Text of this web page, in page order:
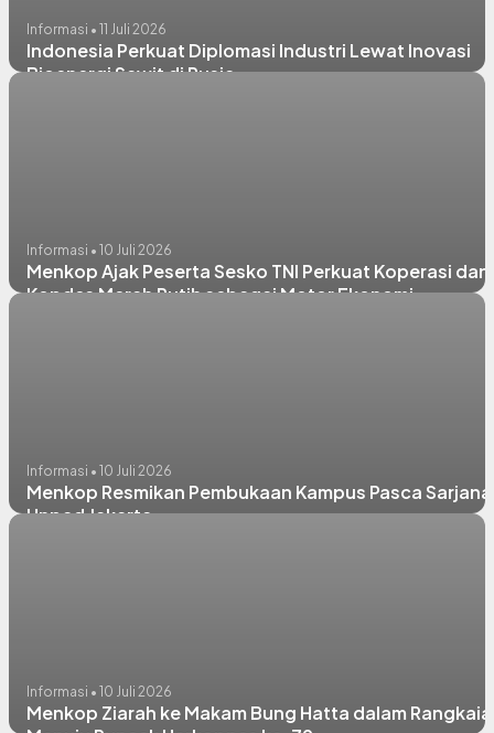
Informasi • 11 Juli 2026
Indonesia Perkuat Diplomasi Industri Lewat Inovasi
Bioenergi Sawit di Rusia
Informasi • 10 Juli 2026
Menkop Ajak Peserta Sesko TNI Perkuat Koperasi dan
Kopdes Merah Putih sebagai Motor Ekonomi
Informasi • 10 Juli 2026
Menkop Resmikan Pembukaan Kampus Pasca Sarjana
Unpad Jakarta
Informasi • 10 Juli 2026
Menkop Ziarah ke Makam Bung Hatta dalam